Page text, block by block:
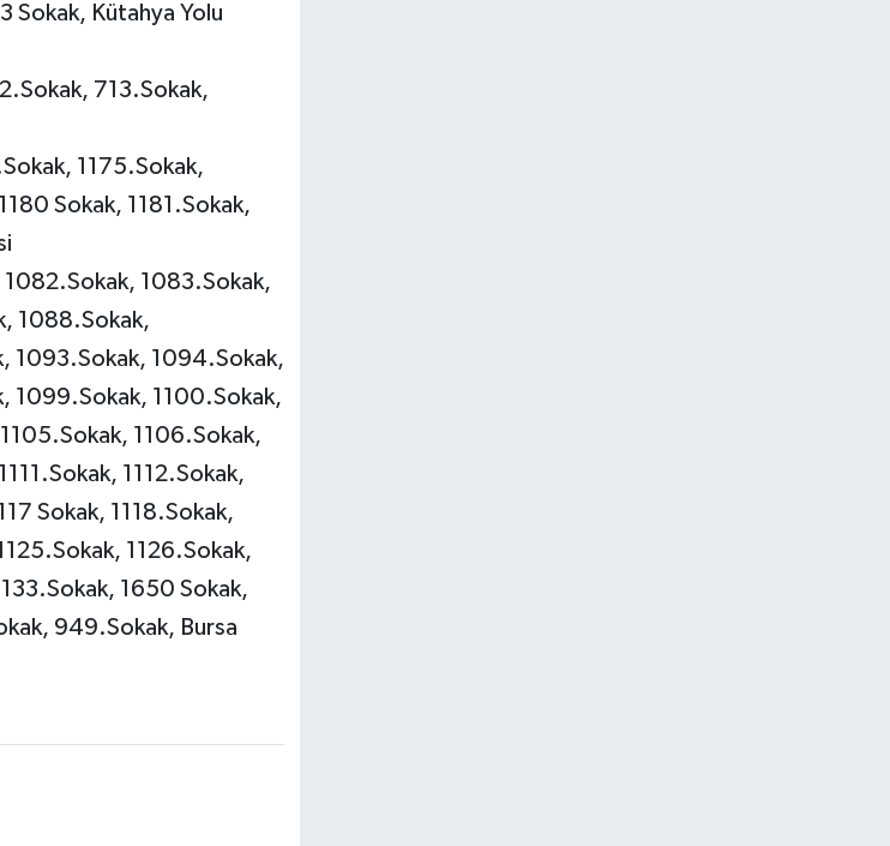
Kütahya Yolu
713.Sokak,
1175.Sokak,
Sokak, 1181.Sokak,
1083.Sokak,
1088.Sokak,
1093.Sokak, 1094.Sokak,
1099.Sokak, 1100.Sokak,
1106.Sokak,
1112.Sokak,
Sokak, 1118.Sokak,
1126.Sokak,
1650 Sokak,
949.Sokak, Bursa